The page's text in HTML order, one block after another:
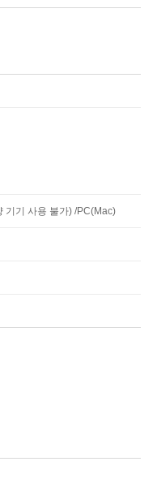
기기 사용 불가) /PC(Mac)